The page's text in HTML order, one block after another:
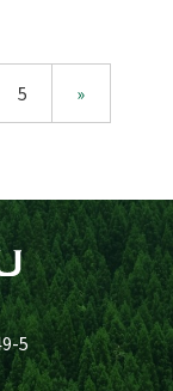
5 »
5